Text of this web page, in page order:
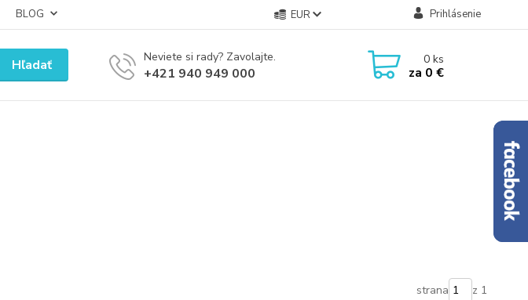
BLOG EUR Prihlásenie
Hľadať Neviete si rady? Zavolajte.
+421 940 949 000
0ks
za 0 €
strana z 1